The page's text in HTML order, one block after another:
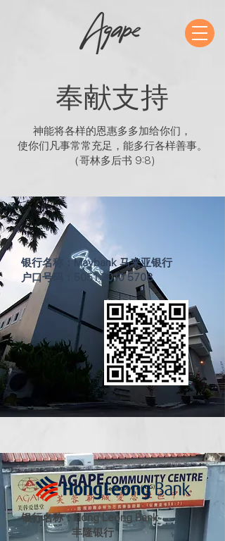
奉献支持
神能将各样的恩惠多多加给你们，
使你们凡事常常充足，能多行各样善事。
（哥林多后书 9:8)
银行名称：Maybank 马来亚银行
户口号码：50513010 5708
银行名称：Hong Leong Bank
丰隆银行